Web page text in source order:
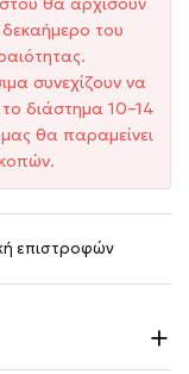
του
συνεχίζουν να
διάστημα 10–14
θα παραμείνει
επιστροφών